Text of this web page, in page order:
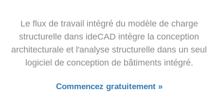
Le flux de travail intégré du modèle de charge
structurelle dans ideCAD intègre la conception
architecturale et l'analyse structurelle dans un seul
logiciel de conception de bâtiments intégré.
Commencez gratuitement »